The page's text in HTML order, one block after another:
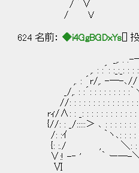
/ ´∨ }
/ V }
624 名前： ◆i4GgBGDxYs []
_,. . .-―- .
,. : :´: :_:_: : : : : : :
,. : ´r/,. -―-､//｀ヽ､:
_/,. : :´: : : : : : : : :｀ヽ､
//: : : : : : : : : : : : : : : : ｀
rｨ/∧: : _: : : : : : : : : : : : : :
{//: : _/:::::＞ ､ : : : : : : :
/: :ｲ ｀ヽ､: : : :
{: :./ , ＼: : : : :.i: : : :
∨:! -‐ ' ｀ ー―-＼: : :l: :
Ⅵ ＼:l: : : : : : :.}: